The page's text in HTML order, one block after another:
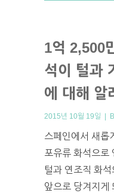
1억 2,500
석이 털과
에 대해 알
2015년 10월 19일 |
스페인에서 새롭
포유류 화석으로
털과 연조직 화
앞으로 당겨지게